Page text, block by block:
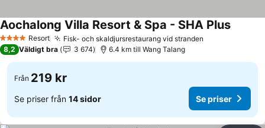
4 StjärnorResort Fisk- och skaldjursrestaurang vid stranden
Aochalong Villa Resort & Spa - SHA Plus
8,2 Väldigt bra 3 674 6.4 km till Wang Talang
Från 219 kr
Se priser från 14 sidor Se priser